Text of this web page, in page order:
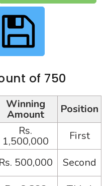
of 750
Winning
Amount
Position
Rs.
1,500,000
First
Rs. 500,000
Second